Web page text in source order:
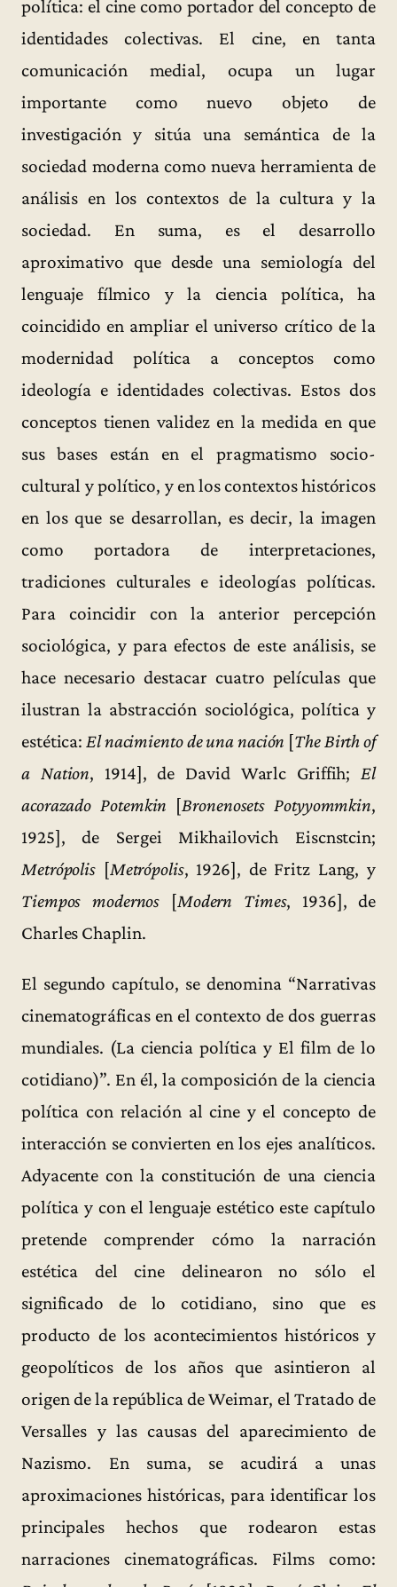
política: el cine como portador del concepto de
identidades colectivas. El cine, en tanta
comunicación medial, ocupa un lugar
importante como nuevo objeto de
investigación y sitúa una semántica de la
sociedad moderna como nueva herramienta de
análisis en los contextos de la cultura y la
sociedad. En suma, es el desarrollo
aproximativo que desde una semiología del
lenguaje fílmico y la ciencia política, ha
coincidido en ampliar el universo crítico de la
modernidad política a conceptos como
ideología e identidades colectivas. Estos dos
conceptos tienen validez en la medida en que
sus bases están en el pragmatismo socio-
cultural y político, y en los contextos históricos
en los que se desarrollan, es decir, la imagen
como portadora de interpretaciones,
tradiciones culturales e ideologías políticas.
Para coincidir con la anterior percepción
sociológica, y para efectos de este análisis, se
hace necesario destacar cuatro películas que
ilustran la abstracción sociológica, política y
estética:El nacimiento de una nación [The Birth of
a Nation, 1914], de David Warlc Griffih;El
acorazado Potemkin [Bronenosets Potyyommkin,
1925], de Sergei Mikhailovich Eiscnstcin;
Metrópolis [Metrópolis, 1926], de Fritz Lang, y
Tiempos modernos [Modern Times, 1936], de
Charles Chaplin.
El segundo capítulo, se denomina “Narrativas
cinematográficas en el contexto de dos guerras
mundiales. (La ciencia política y El film de lo
cotidiano)”. En él, la composición de la ciencia
política con relación al cine y el concepto de
interacción se convierten en los ejes analíticos.
Adyacente con la constitución de una ciencia
política y con el lenguaje estético este capítulo
pretende comprender cómo la narración
estética del cine delinearon no sólo el
significado de lo cotidiano, sino que es
producto de los acontecimientos históricos y
geopolíticos de los años que asintieron al
origen de la república de Weimar, el Tratado de
Versalles y las causas del aparecimiento de
Nazismo. En suma, se acudirá a unas
aproximaciones históricas, para identificar los
principales hechos que rodearon estas
narraciones cinematográficas. Films como: